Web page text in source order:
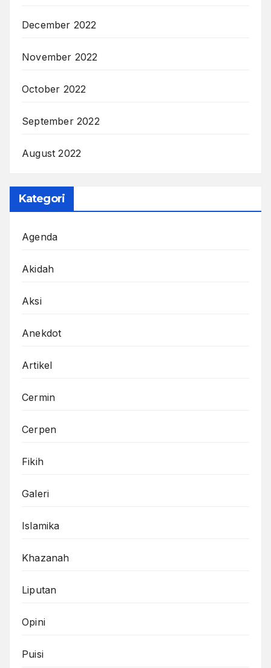
December 2022
November 2022
October 2022
September 2022
August 2022
Kategori
Agenda
Akidah
Aksi
Anekdot
Artikel
Cermin
Cerpen
Fikih
Galeri
Islamika
Khazanah
Liputan
Opini
Puisi